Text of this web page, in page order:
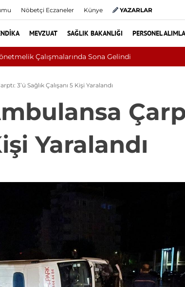
Nöbetçi Eczaneler Künye YAZARLAR
MEVZUAT SAĞLIK BAKANLIĞI PERSONEL
Sivilce Sandı, Cilt Kanseri
3’ü Sağlık Çalışanı 5 Kişi Yaralandı
Yaralandı